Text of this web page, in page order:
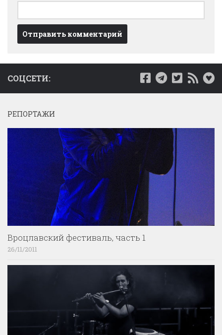
СОЦСЕТИ:
РЕПОРТАЖИ
Вроцлавский фестиваль, часть 1
26/11/2011